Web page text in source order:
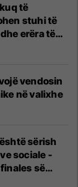
të
stuhi të
erëra të
vendosin
në valixhe
sërish
sociale -
së